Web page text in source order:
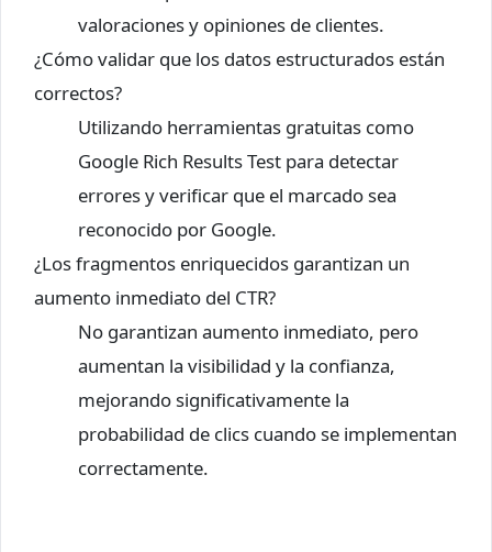
valoraciones y opiniones de clientes.
¿Cómo validar que los datos estructurados están
correctos?
Utilizando herramientas gratuitas como
Google Rich Results Test para detectar
errores y verificar que el marcado sea
reconocido por Google.
¿Los fragmentos enriquecidos garantizan un
aumento inmediato del CTR?
No garantizan aumento inmediato, pero
aumentan la visibilidad y la confianza,
mejorando significativamente la
probabilidad de clics cuando se implementan
correctamente.